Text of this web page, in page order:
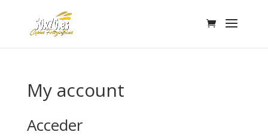
My account
Acceder